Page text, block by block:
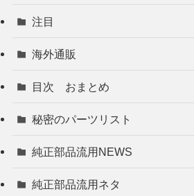
注目
海外通販
目次 おまとめ
秘密のパーツリスト
純正部品流用NEWS
純正部品流用ネタ